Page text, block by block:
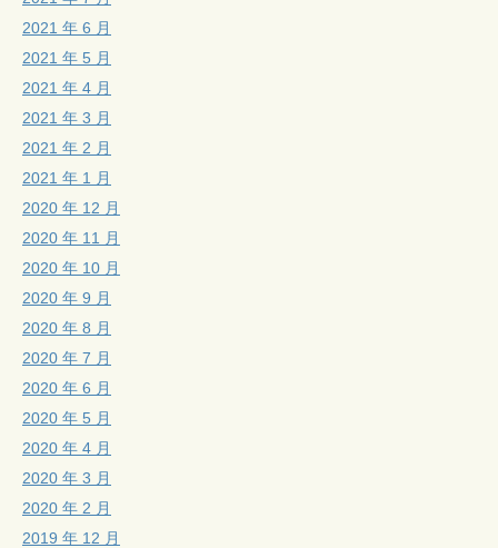
2021 年 6 月
2021 年 5 月
2021 年 4 月
2021 年 3 月
2021 年 2 月
2021 年 1 月
2020 年 12 月
2020 年 11 月
2020 年 10 月
2020 年 9 月
2020 年 8 月
2020 年 7 月
2020 年 6 月
2020 年 5 月
2020 年 4 月
2020 年 3 月
2020 年 2 月
2019 年 12 月